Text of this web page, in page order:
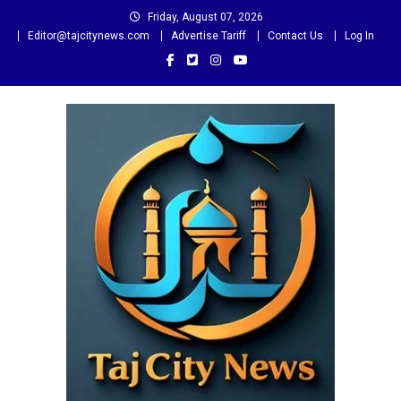
Friday, August 07, 2026
Editor@tajcitynews.com
Advertise Tariff Contact Us Log In